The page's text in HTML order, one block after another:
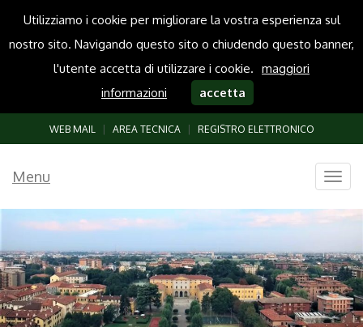
Utilizziamo i cookie per migliorare la vostra esperienza sul
nostro sito. Navigando questo sito o chiudendo questo banner,
l'utente accetta di utilizzare i cookie. maggiori
informazioni
accetta
WEB MAIL AREA TECNICA REGISTRO ELETTRONICO
Menu